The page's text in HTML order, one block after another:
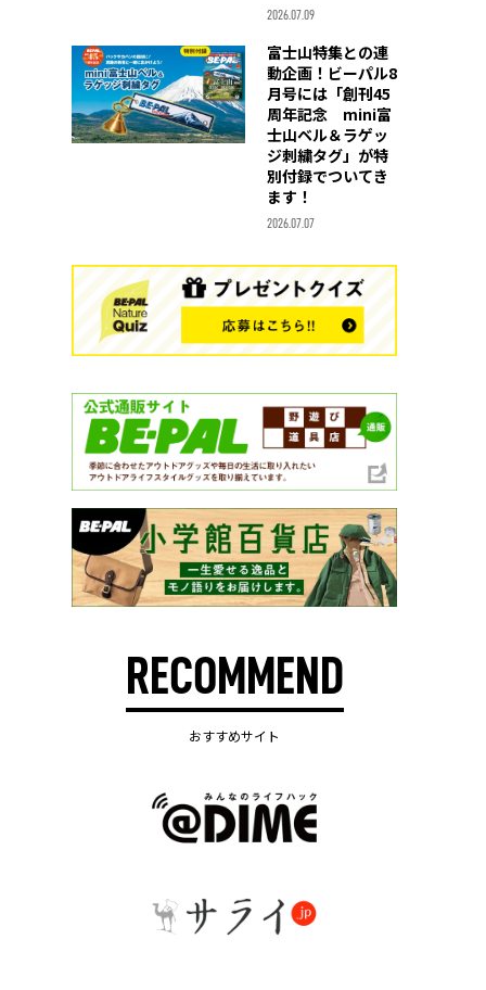
2026.07.09
富士山特集との連
動企画！ビーパル8
月号には「創刊45
周年記念 mini富
士山ベル＆ラゲッ
ジ刺繍タグ」が特
別付録でついてき
ます！
2026.07.07
RECOMMEND
おすすめサイト